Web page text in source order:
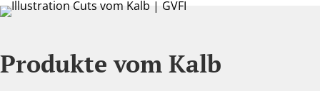
Produkte vom Kalb